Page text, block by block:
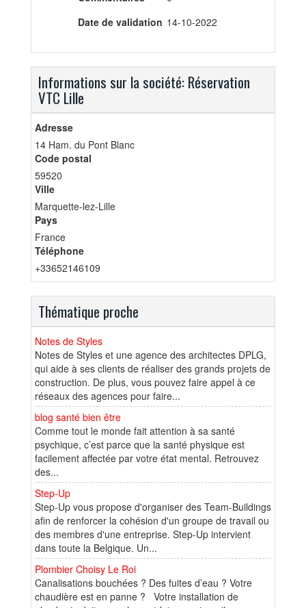
Date de validation 14-10-2022
Informations sur la société: Réservation
VTC Lille
Adresse
14 Ham. du Pont Blanc
Code postal
59520
Ville
Marquette-lez-Lille
Pays
France
Téléphone
+33652146109
Thématique proche
Notes de Styles
Notes de Styles et une agence des architectes DPLG,
qui aide à ses clients de réaliser des grands projets de
construction. De plus, vous pouvez faire appel à ce
réseaux des agences pour faire...
blog santé bien être
Comme tout le monde fait attention à sa santé
psychique, c’est parce que la santé physique est
facilement affectée par votre état mental. Retrouvez
des...
Step-Up
Step-Up vous propose d'organiser des Team-Buildings
afin de renforcer la cohésion d'un groupe de travail ou
des membres d'une entreprise. Step-Up intervient
dans toute la Belgique. Un...
Plombier Choisy Le Roi
Canalisations bouchées ? Des fuites d’eau ? Votre
chaudière est en panne ? Votre installation de